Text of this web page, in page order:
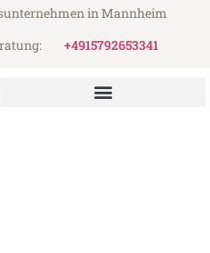
in Mannheim
+4915792653341